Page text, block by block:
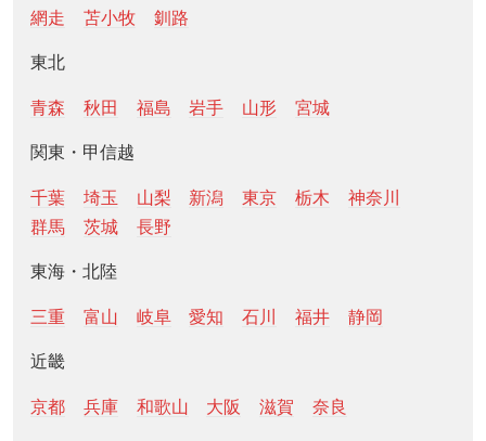
網走
苫小牧 釧路
東北
青森 秋田 福島 岩手 山形 宮城
関東・甲信越
千葉 埼玉 山梨 新潟 東京 栃木
神奈川
群馬
茨城 長野
東海・北陸
三重 富山 岐阜 愛知 石川 福井 静岡
近畿
京都 兵庫 和歌山 大阪 滋賀 奈良